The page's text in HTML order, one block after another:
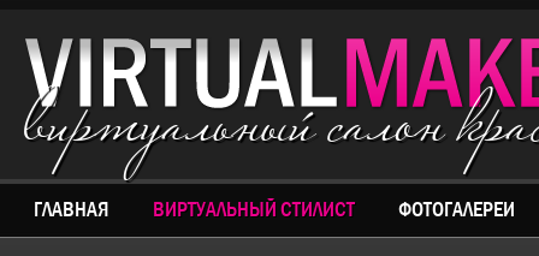
виртуальный салон
ГЛАВНАЯ ВИРТУАЛЬНЫЙ СТИЛИСТ ФОТОГАЛЕРЕИ